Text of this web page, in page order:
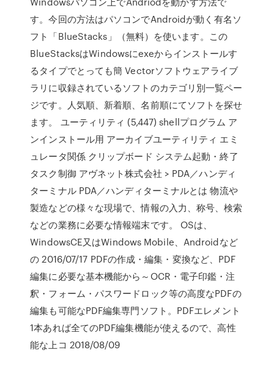
す。今回の方法はパソコンでAndroidが動く有名ソ
フト「BlueStacks」（無料）を使います。この
BlueStacksはWindowsにexeからインストールす
るタイプでとっても簡 Vectorソフトウェアライブ
ラリに収録されているソフトのカテゴリ別一覧ペー
ジです。人気順、新着順、名前順にてソフトを探せ
ます。 ユーティリティ (5,447) shellプログラム ア
ンインストール用 アーカイブユーティリティ エミ
ュレータ関係 クリップボード システム起動・終了
タスク制御 アヴネット株式会社 > PDA／ハンディ
ターミナル PDA／ハンディターミナルとは 物流や
製造などの様々な現場で、情報の入力、称号、検索
などの業務に必要な情報端末です。 OSは、
WindowsCE又はWindows Mobile、Androidなど
の 2016/07/17 PDFの作成・編集・変換など、PDF
編集に必要な基本機能から～OCR・電子印鑑・注
釈・フォーム・パスワードロック等の高度なPDFの
編集も可能なPDF編集専門ソフト。PDFエレメント
1本あれば全てのPDF編集機能が使えるので、高性
能な上コ 2018/08/09